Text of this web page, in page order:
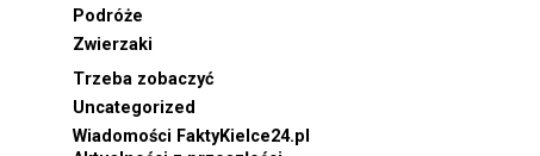
Podróże
Zwierzaki
Trzeba zobaczyć
Uncategorized
Wiadomości FaktyKielce24.pl